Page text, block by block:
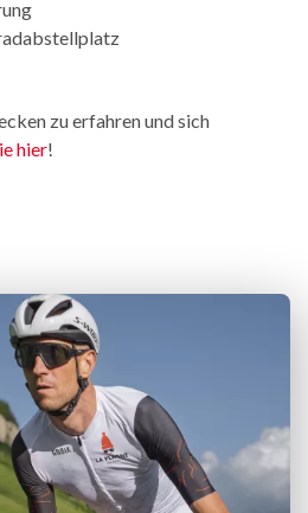
zu erfahren und sich
hier!